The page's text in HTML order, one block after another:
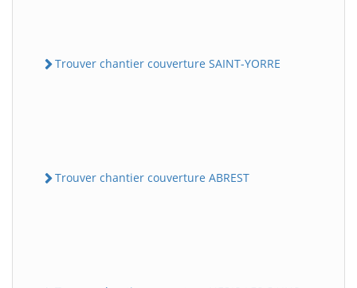
Trouver chantier couverture SAINT-YORRE
Trouver chantier couverture ABREST